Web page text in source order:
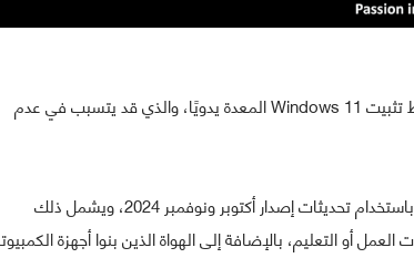
حذرت شركة Microsoft المستخدمين من وجود خلل في بعض وسائط تثبيت Windows 11 المعدة يدويًا، والذي قد يتسبب في عدم
يؤثر هذا الخلل على المثبتات باستخدام USB أو CD التي تم إنشاؤها باستخدام تحديثات إصدار أكتوبر ونوفمبر 2024، ويشمل ذلك
أو التعليم، بالإضافة إلى الهواة الذين بنوا أجهزة